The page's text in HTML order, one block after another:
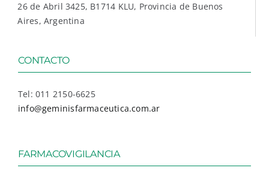
26 de Abril 3425, B1714 KLU, Provincia de Buenos
Aires, Argentina
CONTACTO
Tel: 011 2150-6625
info@geminisfarmaceutica.com.ar
FARMACOVIGILANCIA